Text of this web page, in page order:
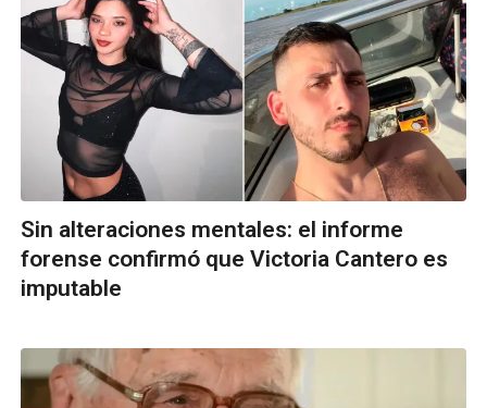
Sin alteraciones mentales: el informe
forense confirmó que Victoria Cantero es
imputable